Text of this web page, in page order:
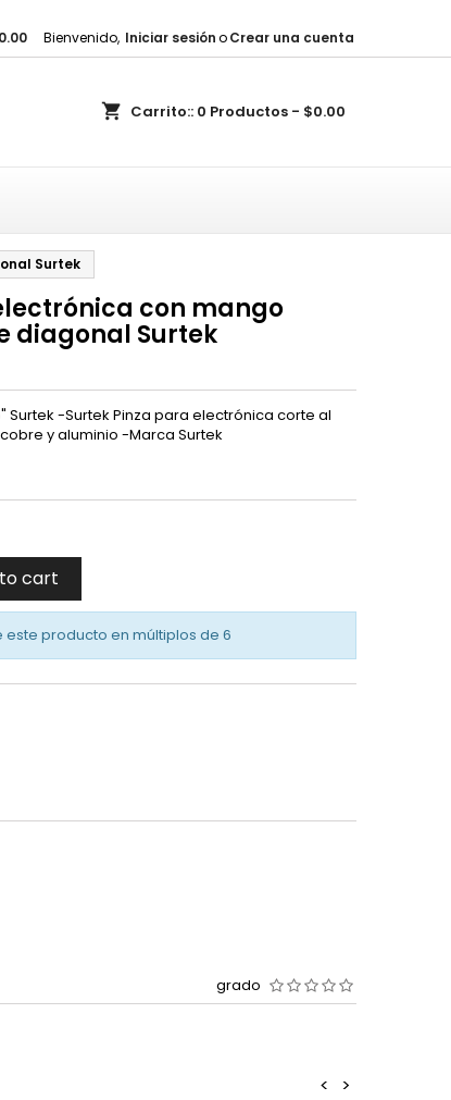
Bienvenido, Iniciar sesiónoCrear una cuenta
shopping_cart Carrito:: 0 Productos - $0.00
Surtek
con mango
diagonal Surtek
-Surtek Pinza para electrónica corte al
y aluminio -Marca Surtek
cart
producto en múltiplos de 6
grado
>
<